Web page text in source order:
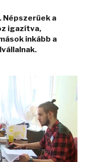
Népszerűek a
igazítva,
inkább a